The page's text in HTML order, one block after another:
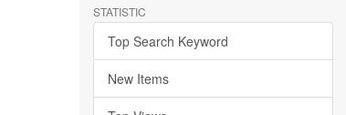
STATISTIC
Top Search Keyword
New Items